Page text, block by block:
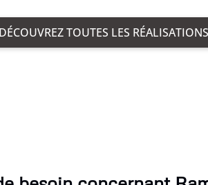
DÉCOUVREZ TOUTES LES RÉALISATIONS